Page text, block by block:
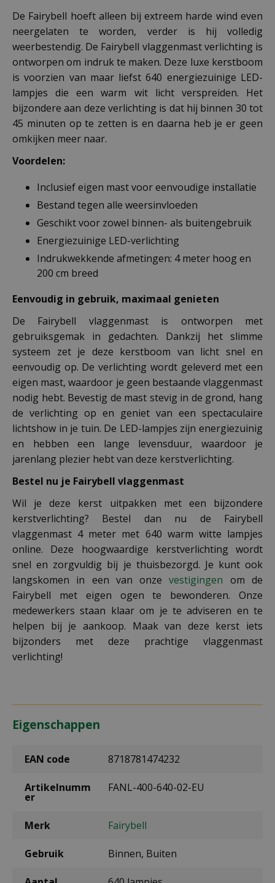
De Fairybell hoeft alleen bij extreem harde wind even
neergelaten te worden, verder is hij volledig
weerbestendig. De Fairybell vlaggenmast verlichting is
ontworpen om indruk te maken. Deze luxe kerstboom
is voorzien van maar liefst 640 energiezuinige LED-
lampjes die een warm wit licht verspreiden. Het
bijzondere aan deze verlichting is dat hij binnen 30 tot
45 minuten op te zetten is en daarna heb je er geen
omkijken meer naar.
Voordelen:
Inclusief eigen mast voor eenvoudige installatie
Bestand tegen alle weersinvloeden
Geschikt voor zowel binnen- als buitengebruik
Energiezuinige LED-verlichting
Indrukwekkende afmetingen: 4 meter hoog en
200 cm breed
Eenvoudig in gebruik, maximaal genieten
De Fairybell vlaggenmast is ontworpen met
gebruiksgemak in gedachten. Dankzij het slimme
systeem zet je deze kerstboom van licht snel en
eenvoudig op. De verlichting wordt geleverd met een
eigen mast, waardoor je geen bestaande vlaggenmast
nodig hebt. Bevestig de mast stevig in de grond, hang
de verlichting op en geniet van een spectaculaire
lichtshow in je tuin. De LED-lampjes zijn energiezuinig
en hebben een lange levensduur, waardoor je
jarenlang plezier hebt van deze kerstverlichting.
Bestel nu je Fairybell vlaggenmast
Wil je deze kerst uitpakken met een bijzondere
kerstverlichting? Bestel dan nu de Fairybell
vlaggenmast 4 meter met 640 warm witte lampjes
online. Deze hoogwaardige kerstverlichting wordt
snel en zorgvuldig bij je thuisbezorgd. Je kunt ook
langskomen in een van onzevestigingen om de
Fairybell met eigen ogen te bewonderen. Onze
medewerkers staan klaar om je te adviseren en te
helpen bij je aankoop. Maak van deze kerst iets
bijzonders met deze prachtige vlaggenmast
verlichting!
Eigenschappen
EAN code 8718781474232
Artikelnumm
er
FANL-400-640-02-EU
Merk Fairybell
Gebruik Binnen, Buiten